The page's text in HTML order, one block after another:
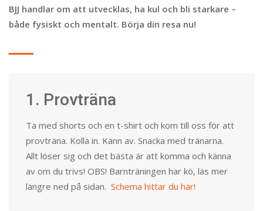
BJJ handlar om att utvecklas, ha kul och bli starkare –
både fysiskt och mentalt. Börja din resa nu!
1. Provträna
Ta med shorts och en t-shirt och kom till oss för att
provträna. Kolla in. Känn av. Snacka med tränarna.
Allt löser sig och det bästa är att komma och känna
av om du trivs! OBS! Barnträningen har kö, läs mer
längre ned på sidan. Schema hittar du här!